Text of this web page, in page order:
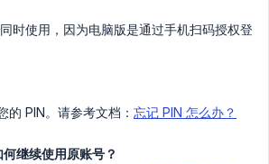
时使用，因为电脑版是通过手机扫码授权登
PIN。请参考文档： 忘记 PIN 怎么办？
继续使用原账号？